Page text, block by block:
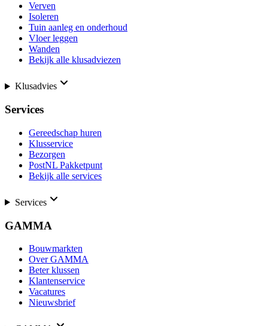
Verven
Isoleren
Tuin aanleg en onderhoud
Vloer leggen
Wanden
Bekijk alle klusadviezen
Klusadvies
Services
Gereedschap huren
Klusservice
Bezorgen
PostNL Pakketpunt
Bekijk alle services
Services
GAMMA
Bouwmarkten
Over GAMMA
Beter klussen
Klantenservice
Vacatures
Nieuwsbrief